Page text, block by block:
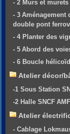
- 2 Murs et
- 3 Aménagement
double pont
- 4 Planter des
- 5 Abord des
- 6 Boucle
Atelier décor/
-1 Sous Station
-2 Halle SNCF
Atelier
- Cablage